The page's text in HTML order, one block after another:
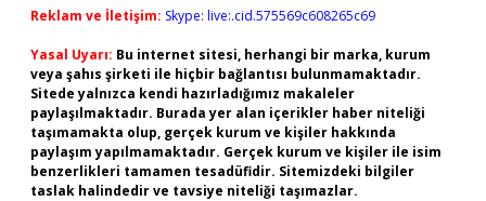
Reklam ve İletişim: Skype: live:.cid.575569c608265c69
Yasal Uyarı: Bu internet sitesi, herhangi bir marka, kurum
veya şahıs şirketi ile hiçbir bağlantısı bulunmamaktadır.
Sitede yalnızca kendi hazırladığımız makaleler
paylaşılmaktadır. Burada yer alan içerikler haber niteliği
taşımamakta olup, gerçek kurum ve kişiler hakkında
paylaşım yapılmamaktadır. Gerçek kurum ve kişiler ile isim
benzerlikleri tamamen tesadüfidir. Sitemizdeki bilgiler
taslak halindedir ve tavsiye niteliği taşımazlar.